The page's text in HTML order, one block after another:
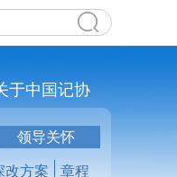
于中国记协
领导关怀
改方案
章程